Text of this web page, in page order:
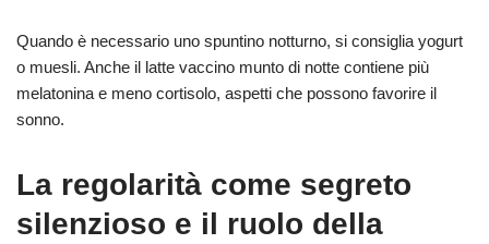
Quando è necessario uno spuntino notturno, si consiglia yogurt
o muesli. Anche il latte vaccino munto di notte contiene più
melatonina e meno cortisolo, aspetti che possono favorire il
sonno.
La regolarità come segreto
silenzioso e il ruolo della